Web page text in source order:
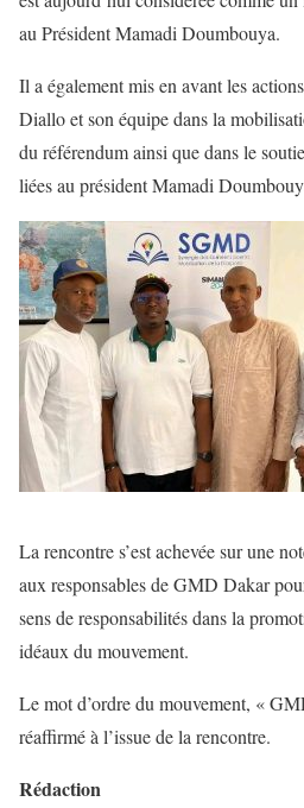
au Président Mamadi Doumbouya.
Il a également mis en avant les
Diallo et son équipe dans la
du référendum ainsi que dans le
liées au président Mamadi
La rencontre s’est achevée sur une
aux responsables de GMD Dakar
sens de responsabilités dans la
idéaux du mouvement.
Le mot d’ordre du mouvement, «
réaffirmé à l’issue de la rencontre.
Rédaction